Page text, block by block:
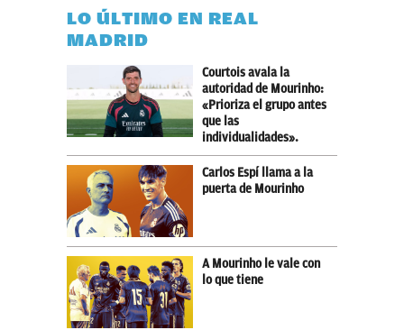
LO ÚLTIMO EN REAL
MADRID
Courtois avala la
autoridad de Mourinho:
«Prioriza el grupo antes
que las
individualidades».
Carlos Espí llama a la
puerta de Mourinho
A Mourinho le vale con
lo que tiene